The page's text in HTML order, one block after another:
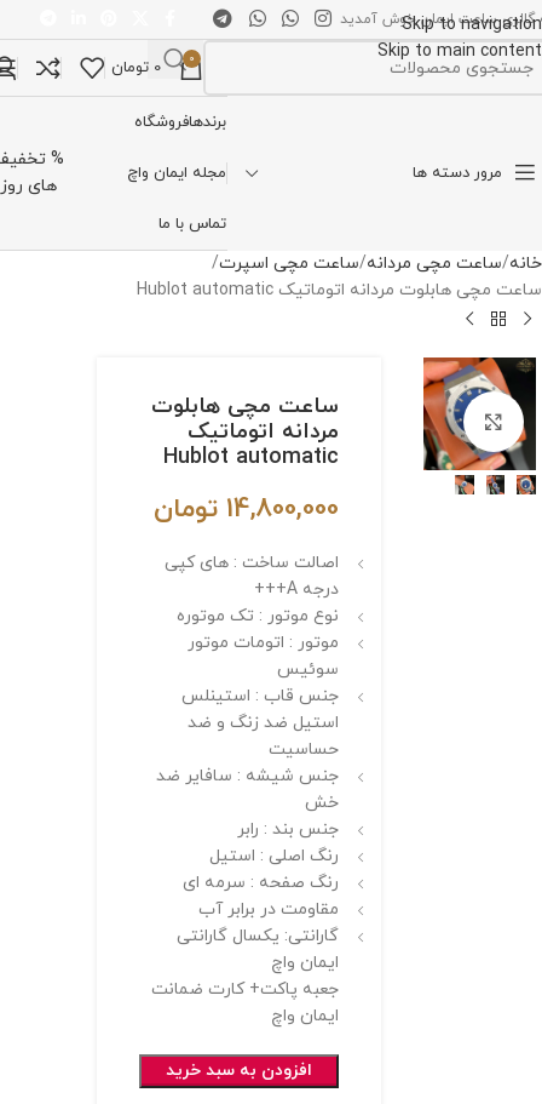
Skip to navigation
Skip to main content
گالری ساعت ایمان خوش آمدید
0
0 تومان
مرور دسته ها
برندهافروشگاه
مجله ایمان واچ
تماس با ما
%
های روز
خانه ساعت مچی مردانه ساعت مچی اسپرت
ساعت مچی هابلوت مردانه اتوماتیک Hublot automatic
برای بزرگنمایی کلیک کنیدساعت مچی هابلوت
مردانه اتوماتیک
Hublot automatic
14,800,000 تومان
اصالت ساخت : های کپی
درجه A+++
نوع موتور : تک موتوره
موتور : اتومات موتور
سوئیس
جنس قاب : استینلس
استیل ضد زنگ و ضد
حساسیت
جنس شیشه : سافایر ضد
خش
جنس بند : رابر
رنگ اصلی : استیل
رنگ صفحه : سرمه ای
مقاومت در برابر آب
گارانتی: یکسال گارانتی
ایمان واچ
جعبه پاکت+ کارت ضمانت
ایمان واچ
افزودن به سبد خرید